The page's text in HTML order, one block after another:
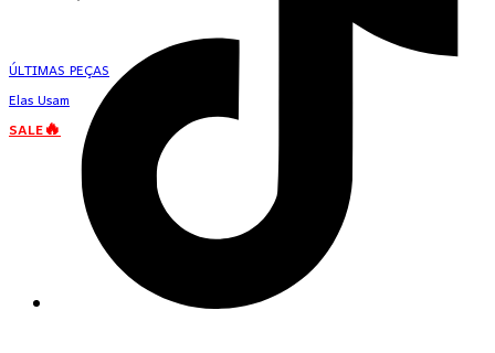
ÚLTIMAS PEÇAS
Elas Usam
SALE🔥